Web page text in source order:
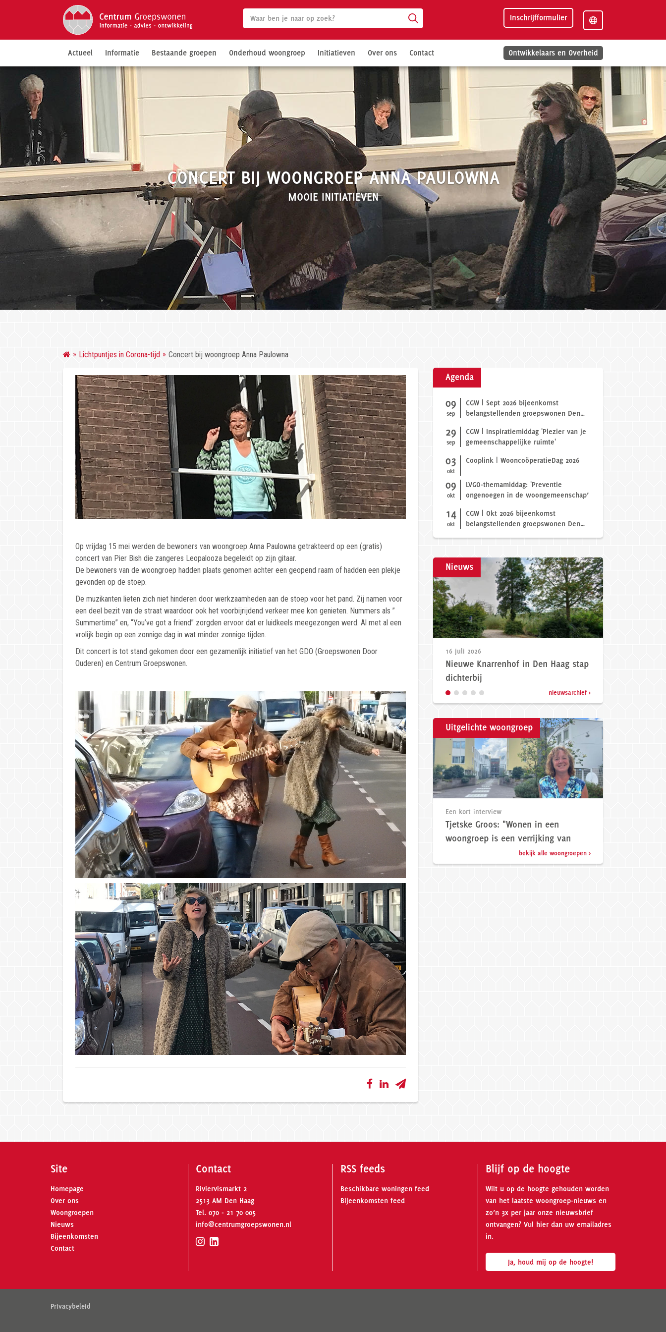
Inschrijfformulier
Actueel Informatie Bestaande groepen Onderhoud woongroep Initiatieven Over ons Contact Ontwikkelaars en Overheid
CONCERT BIJ WOONGROEP ANNA PAULOWNA
MOOIE INITIATIEVEN
Lichtpuntjes in Corona-tijd Concert bij woongroep Anna Paulowna
Op vrijdag 15 mei werden de bewoners van woongroep Anna Paulowna getrakteerd op een (gratis)
concert van Pier Bish die zangeres Leopalooza begeleidt op zijn gitaar.
De bewoners van de woongroep hadden plaats genomen achter een geopend raam of hadden een plekje
gevonden op de stoep.
De muzikanten lieten zich niet hinderen door werkzaamheden aan de stoep voor het pand. Zij namen voor
een deel bezit van de straat waardoor ook het voorbijrijdend verkeer mee kon genieten. Nummers als ”
Summertime” en, “You’ve got a friend” zorgden ervoor dat er luidkeels meegezongen werd. Al met al een
vrolijk begin op een zonnige dag in wat minder zonnige tijden.
Dit concert is tot stand gekomen door een gezamenlijk initiatief van het GDO (Groepswonen Door
Ouderen) en Centrum Groepswonen.
Agenda
09
sep
CGW | Sept 2026 bijeenkomst
belangstellenden groepswonen Den
29
sep
CGW | Inspiratiemiddag 'Plezier van je
gemeenschappelijke ruimte'
03
okt
Cooplink | WooncoöperatieDag 2026
09
okt
LVGO-themamiddag: 'Preventie
ongenoegen in de woongemeenschap’
14
okt
CGW | Okt 2026 bijeenkomst
belangstellenden groepswonen Den
Nieuws
16 juli 2026 30 juni 2026
Brandbrief sociale veiligheid naar de
Tweede Kamer
nieuwsarchief >
Uitgelichte woongroep
Een kort interview
Tjetske Groos: "Wonen in een
woongroep is een verrijking van
bekijk alle woongroepen >
Site
Homepage
Over ons
Woongroepen
Nieuws
Bijeenkomsten
Contact
Contact
Riviervismarkt 2
2513 AM Den Haag
Tel. 070 - 21 70 005
info@centrumgroepswonen.nl
RSS feeds
Beschikbare woningen feed
Bijeenkomsten feed
Blijf op de hoogte
Wilt u op de hoogte gehouden worden
van het laatste woongroep-nieuws en
zo’n 3x per jaar onze nieuwsbrief
ontvangen? Vul hier dan uw emailadres
in.
Ja, houd mij op de hoogte!
Privacybeleid